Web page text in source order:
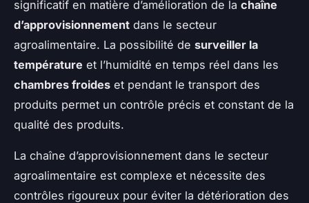
significatif en matière d’amélioration de la chaîne
d’approvisionnement dans le secteur
agroalimentaire. La possibilité de surveiller la
température et l’humidité en temps réel dans les
chambres froides et pendant le transport des
produits permet un contrôle précis et constant de la
qualité des produits.
La chaîne d’approvisionnement dans le secteur
agroalimentaire est complexe et nécessite des
contrôles rigoureux pour éviter la détérioration des